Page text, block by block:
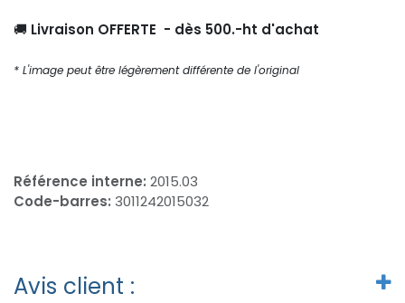
🚚 Livraison OFFERTE - dès 500.-ht d'achat
* L'image peut être légèrement différente de l'original
Référence interne: 2015.03
Code-barres: 3011242015032
Avis client :